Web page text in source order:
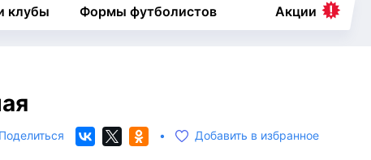
клубы Формы футболистов Акции
Поделиться • Добавить в избранное